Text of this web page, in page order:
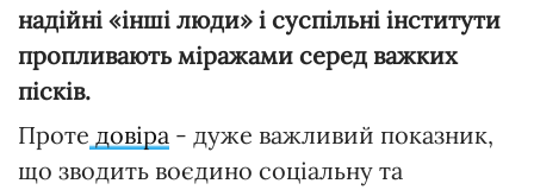
надійні «інші люди» і суспільні інститути
пропливають міражами серед важких
пісків.
Проте довіра - дуже важливий показник,
що зводить воєдино соціальну та